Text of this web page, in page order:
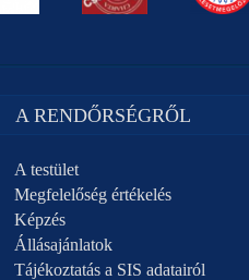
A RENDŐRSÉGRŐL
A testület
Megfelelőség értékelés
Képzés
Állásajánlatok
Tájékoztatás a SIS adatairól